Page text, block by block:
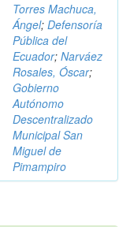
Torres Machuca,
Ángel; Defensoría
Pública del
Ecuador; Narváez
Rosales, Óscar;
Gobierno
Autónomo
Descentralizado
Municipal San
Miguel de
Pimampiro